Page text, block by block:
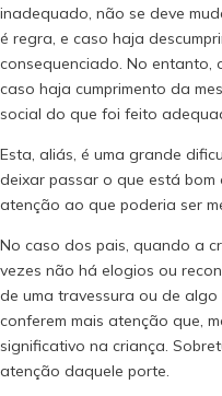
inadequado, não se deve
é regra, e caso haja
consequenciado. No entanto,
caso haja cumprimento da
social do que foi feito
Esta, aliás, é uma grande
deixar passar o que está
atenção ao que poderia ser
No caso dos pais, quando a
vezes não há elogios ou
de uma travessura ou de
conferem mais atenção que,
significativo na criança.
atenção daquele porte.